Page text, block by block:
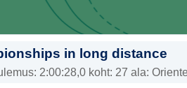
in long distance
2:00:28,0 koht: 27 ala: